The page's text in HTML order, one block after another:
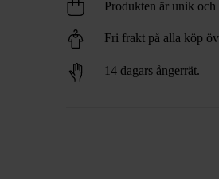
Produkten är unik och
Fri frakt på alla köp
14 dagars ångerrät.